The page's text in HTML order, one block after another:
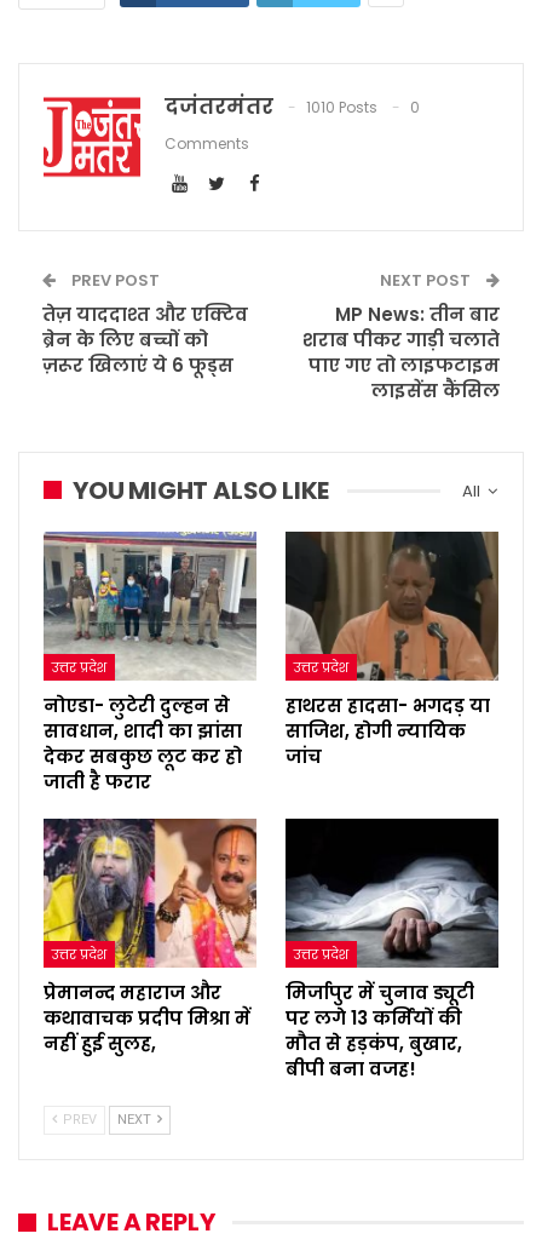
दजंतरमंतर 1010 Posts
0
Comments
PREV POST
तेज़ याददाश्त और एक्टिव
ब्रेन के लिए बच्चों को
ज़रूर खिलाएं ये 6 फूड्स
NEXT POST
MP News: तीन बार
शराब पीकर गाड़ी चलाते
पाए गए तो लाइफटाइम
लाइसेंस कैंसिल
All
YOU MIGHT ALSO LIKE
उत्तर प्रदेश
नोएडा- लुटेरी दुल्हन से
सावधान, शादी का झांसा
देकर सबकुछ लूट कर हो
जाती है फरार
उत्तर प्रदेश
हाथरस हादसा- भगदड़ या
साजिश, होगी न्यायिक
जांच
उत्तर प्रदेश
प्रेमानन्द महाराज और
कथावाचक प्रदीप मिश्रा में
नहीं हुई सुलह,
उत्तर प्रदेश
मिर्जापुर में चुनाव ड्यूटी
पर लगे 13 कर्मियों की
मौत से हड़कंप, बुखार,
बीपी बना वजह!
PREV NEXT
LEAVE A REPLY